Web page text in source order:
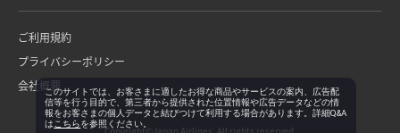
ご利用規約
プライバシーポリシー
会社概要このサイトでは、お客さまに適したお得な商品やサービスの案内、広告配
信等を行う目的で、第三者から提供された位置情報や広告データなどの情
報をお客さまの個人データと結びつけて利用する場合があります。詳細Q&A
は こちらを参照ください。